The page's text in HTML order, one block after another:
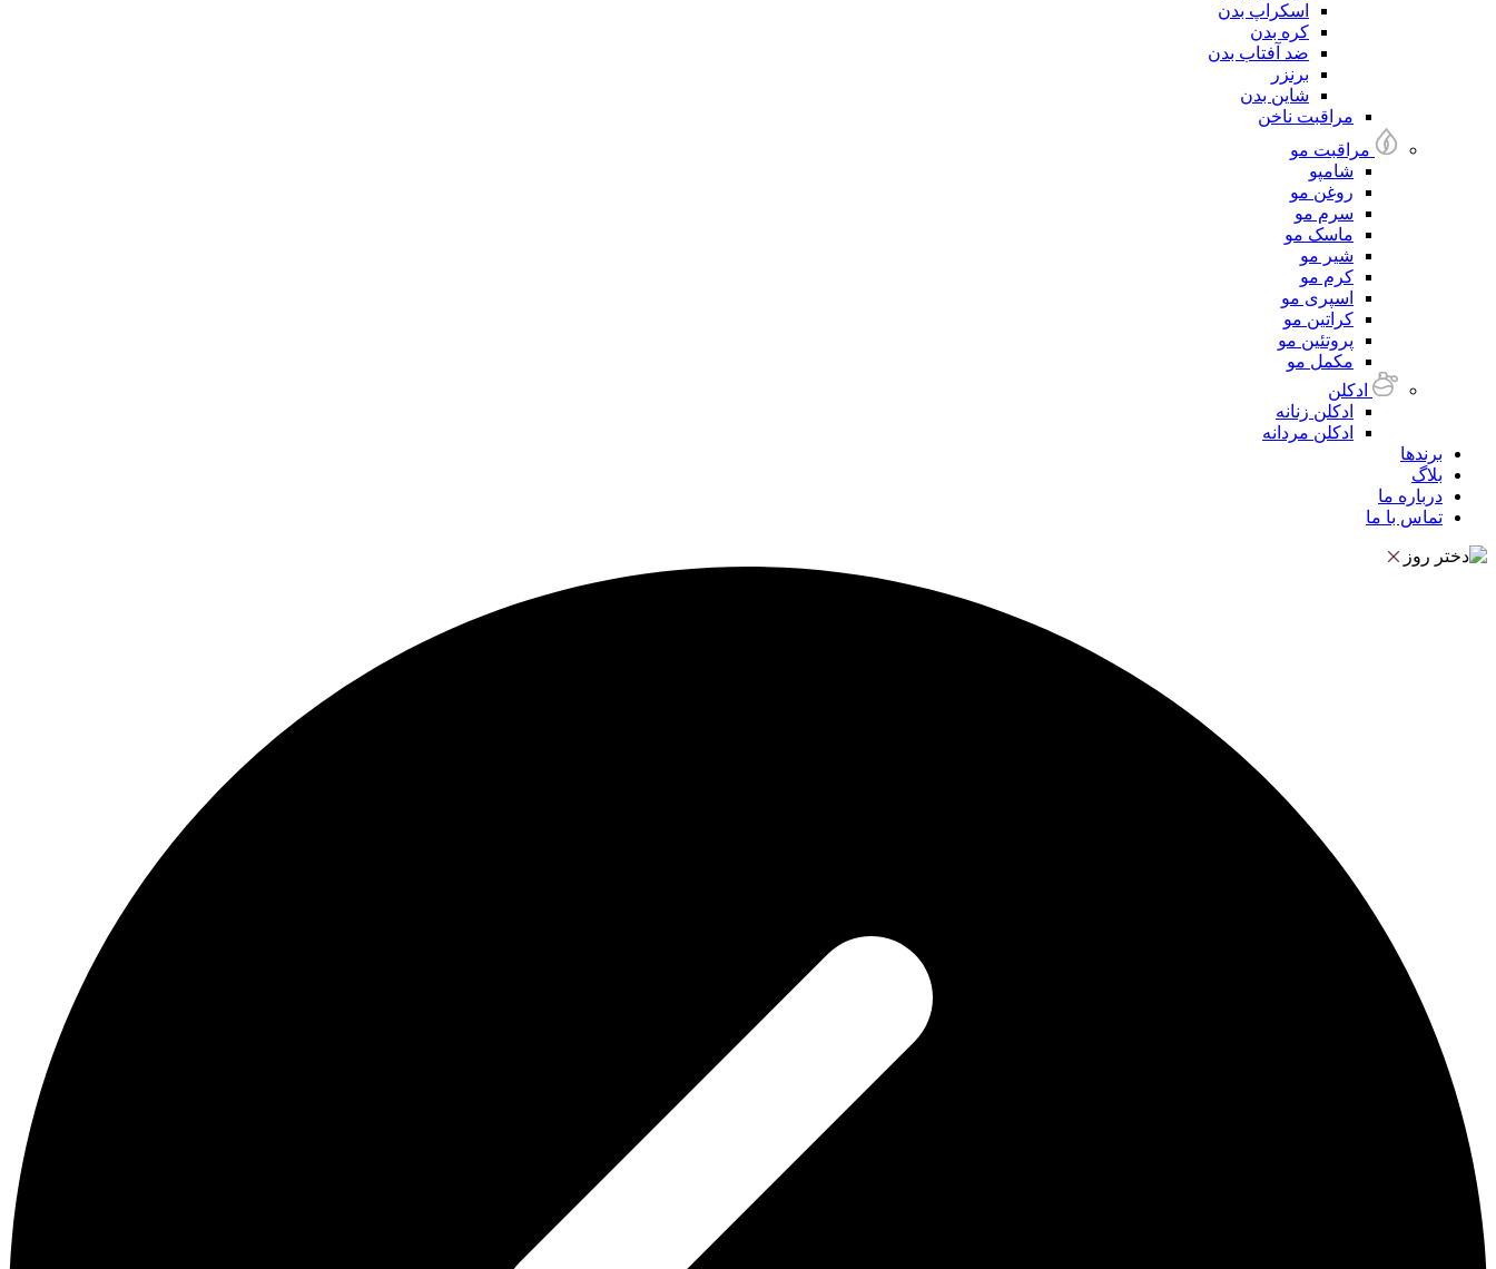
اسکراپ بدن
کره بدن
ضد آفتاب بدن
برنزر
شاین بدن
مراقبت ناخن
مراقبت مو
شامپو
روغن مو
سرم مو
ماسک مو
شیر مو
کرم مو
اسپری مو
کراتین مو
پروتئین مو
مکمل مو
ادکلن
ادکلن زنانه
ادکلن مردانه
برندها
بلاگ
درباره ما
تماس با ما